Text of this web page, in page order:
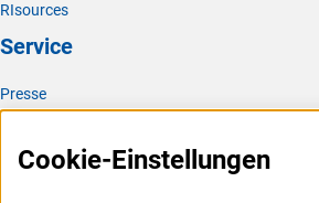
RIsources
Service
Presse
Karriere
Cookie-Einstellungen